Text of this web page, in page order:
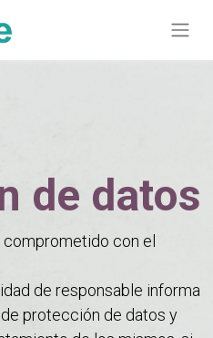
de datos
comprometido con el
de responsable informa
protección de datos y